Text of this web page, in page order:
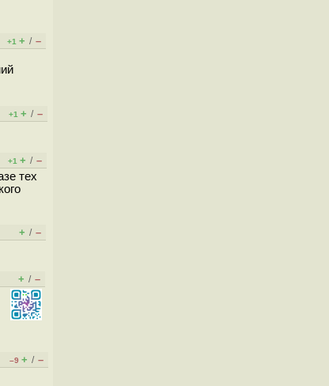
+1 + / –
+1 + / –
+1 + / –
тех
+ / –
+ / –
–9 + / –